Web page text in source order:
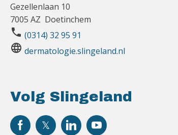
Gezellenlaan 10
7005 AZ Doetinchem
phone (0314) 32 95 91
language dermatologie.slingeland.nl
Volg Slingeland